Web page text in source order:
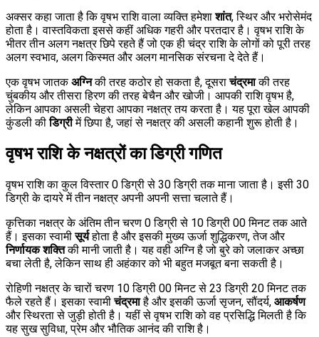
अक्सर कहा जाता है कि वृषभ राशि वाला व्यक्ति हमेशाशांत, स्थिर और भरोसेमंद
होता है। वास्तविकता इससे कहीं अधिक गहरी और परतदार है। वृषभ राशि के
भीतर तीन अलग नक्षत्र छिपे रहते हैं जो एक ही चंद्र राशि के लोगों को पूरी तरह
अलग स्वभाव, अलग किस्मत और अलग मानसिक संरचना दे देते हैं।
एक वृषभ जातकअग्निकी तरह कठोर हो सकता है, दूसराचंद्रमाकी तरह
चुंबकीय और तीसरा हिरण की तरह बेचैन और खोजी। आपकी राशि वृषभ है,
लेकिन आपका असली चेहरा आपका नक्षत्र तय करता है। यह पूरा खेल आपकी
कुंडली कीडिग्रीमें छिपा है, जहां से नक्षत्र की असली कहानी शुरू होती है।
वृषभ राशि के नक्षत्रों का डिग्री गणित
वृषभ राशि का कुल विस्तार 0 डिग्री से 30 डिग्री तक माना जाता है। इसी 30
डिग्री के दायरे में तीन नक्षत्र अपनी अपनी सत्ता चलाते हैं।
कृत्तिका नक्षत्र के अंतिम तीन चरण 0 डिग्री से 10 डिग्री 00 मिनट तक आते
हैं। इसका स्वामीसूर्यहोता है और इसकी मुख्य ऊर्जा शुद्धिकरण, तेज और
निर्णायक शक्तिकी मानी जाती है। यह वही अग्नि है जो बुरे को जलाकर अच्छा
बचा लेती है, लेकिन साथ ही अहंकार को भी बहुत मजबूत बना सकती है।
रोहिणी नक्षत्र के चारों चरण 10 डिग्री 00 मिनट से 23 डिग्री 20 मिनट तक
फैले रहते हैं। इसका स्वामीचंद्रमाहै और इसकी ऊर्जा सृजन, सौंदर्य, आकर्षण
और स्थिरता से जुड़ी होती है। यहीं से वृषभ राशि को वह प्रसिद्धि मिलती है कि
यह सुख सुविधा, प्रेम और भौतिक आनंद की राशि है।